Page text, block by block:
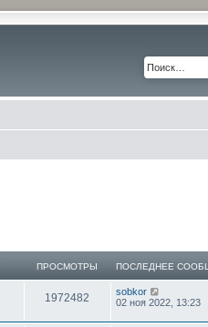
ПРОСМОТРЫ ПОСЛЕДНЕЕ
1972482
sobkor
02 ноя 2022, 13:23